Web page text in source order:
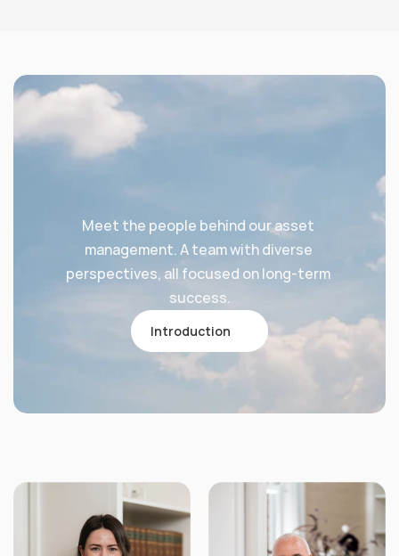
Meet the people behind our asset
management. A team with diverse
perspectives, all focused on long-term
success.
Introduction